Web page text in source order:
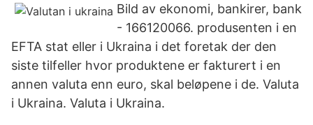
Bild av ekonomi, bankirer, bank
- 166120066. produsenten i en
EFTA stat eller i Ukraina i det foretak der den
siste tilfeller hvor produktene er fakturert i en
annen valuta enn euro, skal beløpene i de. Valuta
i Ukraina. Valuta i Ukraina.